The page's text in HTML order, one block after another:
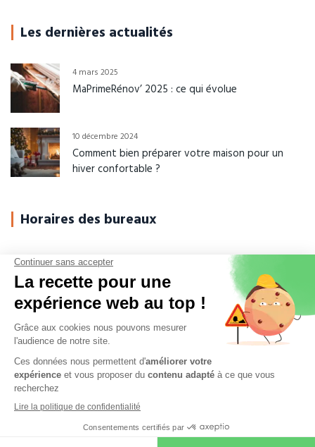
Les dernières actualités
4 mars 2025
MaPrimeRénov’ 2025 : ce qui évolue
10 décembre 2024
Comment bien préparer votre maison pour un
hiver confortable ?
Horaires des bureaux
Du Lundi au Jeudi 08h-12h00 / 14h-17h30
Vendredi 08h-12h00 / 14h-16h30
Samedi - Dimanche Fermé
© 2026Fouqueron. Tous droits réservés.
Mentions légales-Politique de confidentialité